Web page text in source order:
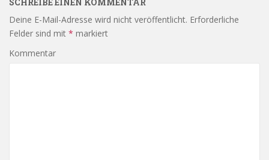
Deine E-Mail-Adresse wird nicht veröffentlicht. Erforderliche
Felder sind mit * markiert
Kommentar